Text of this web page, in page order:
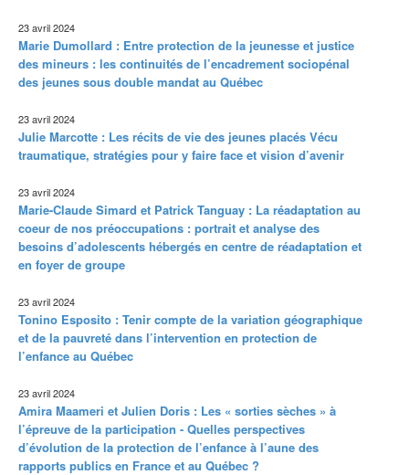
23 avril 2024
Marie Dumollard : Entre protection de la jeunesse et justice
des mineurs : les continuités de l’encadrement sociopénal
des jeunes sous double mandat au Québec
23 avril 2024
Julie Marcotte : Les récits de vie des jeunes placés Vécu
traumatique, stratégies pour y faire face et vision d’avenir
23 avril 2024
Marie-Claude Simard et Patrick Tanguay : La réadaptation au
coeur de nos préoccupations : portrait et analyse des
besoins d’adolescents hébergés en centre de réadaptation et
en foyer de groupe
23 avril 2024
Tonino Esposito : Tenir compte de la variation géographique
et de la pauvreté dans l’intervention en protection de
l’enfance au Québec
23 avril 2024
Amira Maameri et Julien Doris : Les « sorties sèches » à
l’épreuve de la participation - Quelles perspectives
d’évolution de la protection de l’enfance à l’aune des
rapports publics en France et au Québec ?